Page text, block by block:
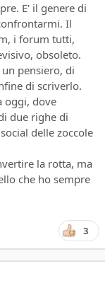
E' il genere di
Il
i forum tutti,
obsoleto.
pensiero, di
di scriverlo.
oggi, dove
due righe di
delle zoccole
la rotta, ma
che ho sempre
3